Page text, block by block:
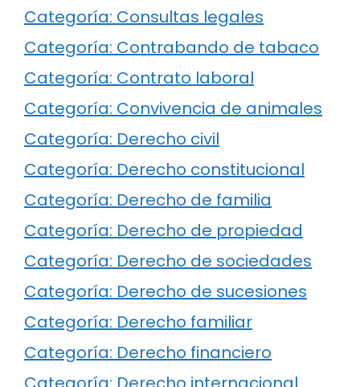
Categoría: Consultas legales
Categoría: Contrabando de tabaco
Categoría: Contrato laboral
Categoría: Convivencia de animales
Categoría: Derecho civil
Categoría: Derecho constitucional
Categoría: Derecho de familia
Categoría: Derecho de propiedad
Categoría: Derecho de sociedades
Categoría: Derecho de sucesiones
Categoría: Derecho familiar
Categoría: Derecho financiero